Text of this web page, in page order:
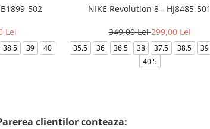
502
Lei
38.5 39
40
NIKE Revolution 8 - HJ8485-501
349,00 Lei299,00 Lei
35.5 36 36.5 38 37.5 38.5 39
40.5
clientilor conteaza: